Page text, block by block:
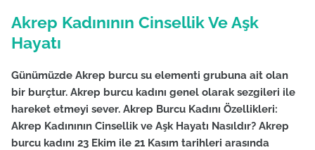
Akrep Kadınının Cinsellik Ve Aşk
Hayatı
Günümüzde Akrep burcu su elementi grubuna ait olan
bir burçtur. Akrep burcu kadını genel olarak sezgileri ile
hareket etmeyi sever. Akrep Burcu Kadını Özellikleri:
Akrep Kadınının Cinsellik ve Aşk Hayatı Nasıldır? Akrep
burcu kadını 23 Ekim ile 21 Kasım tarihleri arasında